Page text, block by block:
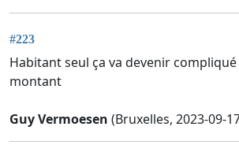
#223
Habitant seul ça va devenir
montant
Guy Vermoesen (Bruxelles, 2023-09-